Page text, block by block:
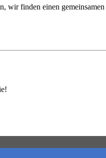
wir finden einen